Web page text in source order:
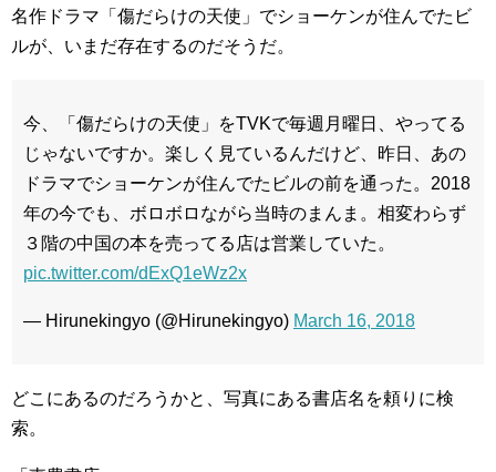
名作ドラマ「傷だらけの天使」でショーケンが住んでたビ
ルが、いまだ存在するのだそうだ。
今、「傷だらけの天使」をTVKで毎週月曜日、やってる
じゃないですか。楽しく見ているんだけど、昨日、あの
ドラマでショーケンが住んでたビルの前を通った。2018
年の今でも、ボロボロながら当時のまんま。相変わらず
３階の中国の本を売ってる店は営業していた。
pic.twitter.com/dExQ1eWz2x
— Hirunekingyo (@Hirunekingyo) March 16, 2018
どこにあるのだろうかと、写真にある書店名を頼りに検
索。